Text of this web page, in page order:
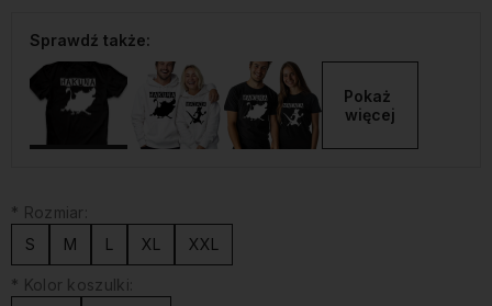
Sprawdź także:
Pokaż
więcej
* Rozmiar:
S
M L XL XXL
* Kolor koszulki: